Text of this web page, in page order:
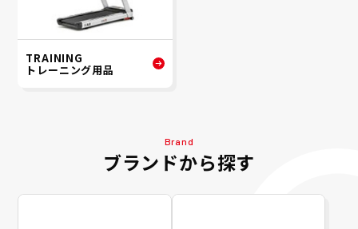
TRAINING
トレーニング用品
Brand
ブランドから探す